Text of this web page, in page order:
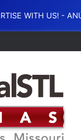
WITH US! -